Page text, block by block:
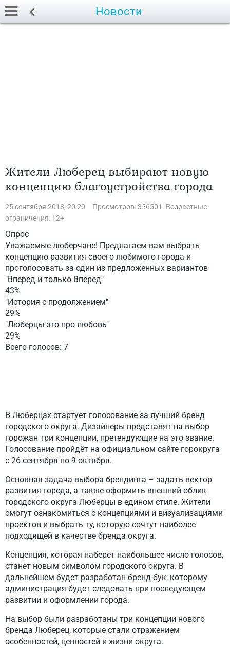
Новости
Жители Люберец выбирают новую
концепцию благоустройства города
25 сентября 2018, 20:20
Просмотров: 356501. Возрастные
ограничения: 12+
Опрос
Уважаемые люберчане! Предлагаем вам выбрать
концепцию развития своего любимого города и
проголосовать за один из предложенных вариантов
"Вперед и только Вперед"
43%
"История с продолжением"
29%
"Люберцы-это про любовь"
29%
Всего голосов: 7
В Люберцах стартует голосование за лучший бренд
городского округа. Дизайнеры представят на выбор
горожан три концепции, претендующие на это звание.
Голосование пройдёт на официальном сайте горокруга
с 26 сентября по 9 октября.
Основная задача выбора брендинга – задать вектор
развития города, а также оформить внешний облик
городского округа Люберцы в едином стиле. Жители
смогут ознакомиться с концепциями и визуализациями
проектов и выбрать ту, которую сочтут наиболее
подходящей в качестве бренда округа.
Концепция, которая наберет наибольшее число голосов,
станет новым символом городского округа. В
дальнейшем будет разработан бренд-бук, которому
администрация будет следовать при последующем
развитии и оформлении города.
На выбор были разработаны три концепции нового
бренда Люберец, которые стали отражением
особенностей, ценностей и жизни округа.